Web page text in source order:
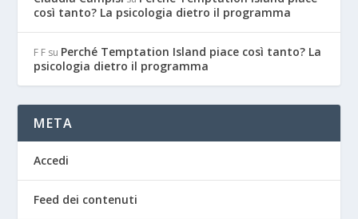
così tanto? La psicologia dietro il programma
F F su Perché Temptation Island piace così tanto? La
psicologia dietro il programma
META
Accedi
Feed dei contenuti